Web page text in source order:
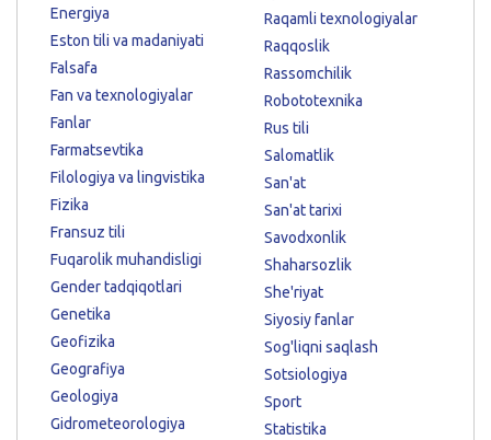
Energiya
Eston tili va madaniyati
Falsafa
Fan va texnologiyalar
Fanlar
Farmatsevtika
Filologiya va lingvistika
Fizika
Fransuz tili
Fuqarolik muhandisligi
Gender tadqiqotlari
Genetika
Geofizika
Geografiya
Geologiya
Gidrometeorologiya
Raqamli texnologiyalar
Raqqoslik
Rassomchilik
Robototexnika
Rus tili
Salomatlik
San'at
San'at tarixi
Savodxonlik
Shaharsozlik
She'riyat
Siyosiy fanlar
Sog'liqni saqlash
Sotsiologiya
Sport
Statistika